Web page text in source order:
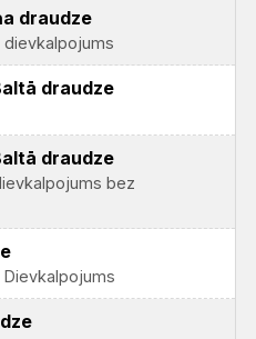
draudze
dievkalpojums
draudze
draudze
bez